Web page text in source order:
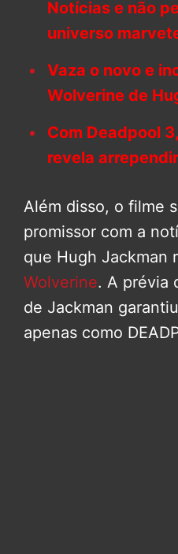
Notícias e não
universo
Vaza o novo e
Wolverine de
Com Deadpool
revela
Além disso, o filme
promissor com a
que Hugh Jackman
Wolverine. A prévia
de Jackman
apenas como